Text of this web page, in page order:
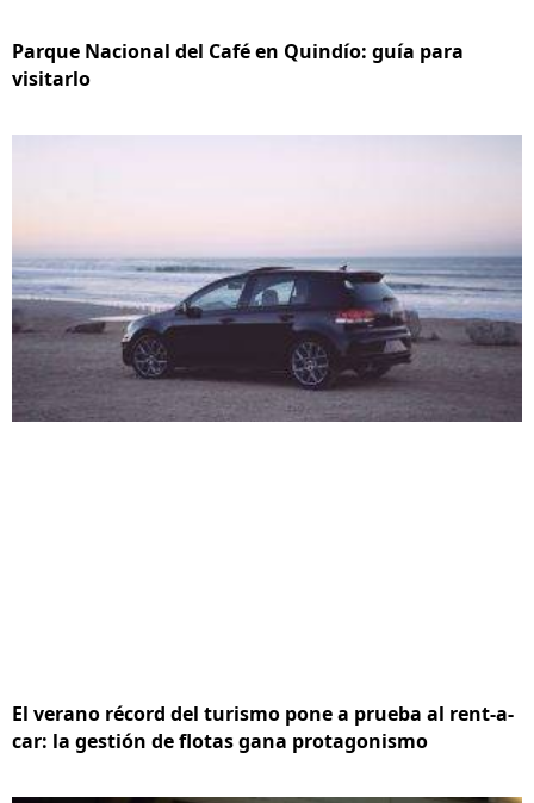
Parque Nacional del Café en Quindío: guía para
visitarlo
El verano récord del turismo pone a prueba al rent-a-
car: la gestión de flotas gana protagonismo